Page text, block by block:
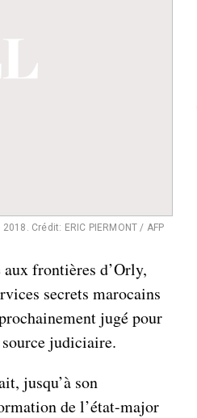
2018. Crédit: ERIC PIERMONT / AFP
frontières d’Orly,
secrets marocains
jugé pour
judiciaire.
jusqu’à son
de l’état-major